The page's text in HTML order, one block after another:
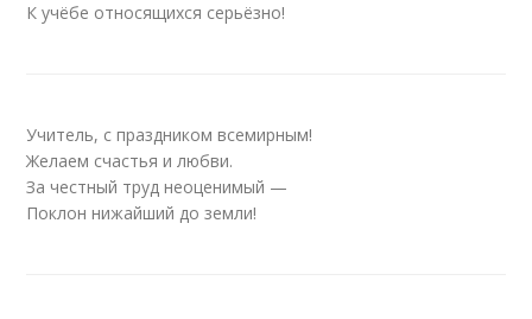
К учёбе относящихся серьёзно!
Учитель, с праздником всемирным!
Желаем счастья и любви.
За честный труд неоценимый —
Поклон нижайший до земли!